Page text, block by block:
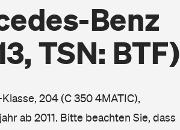
Benz
TSN: BTF)
204 (C 350 4MATIC),
ab 2011. Bitte beachten Sie, dass